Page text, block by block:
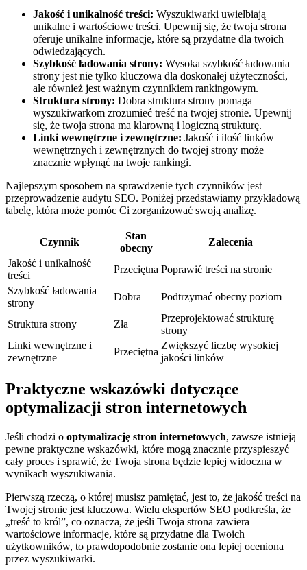
Jakość i‌ unikalność treści: Wyszukiwarki uwielbiają
unikalne i wartościowe treści. Upewnij się, że twoja strona
oferuje unikalne informacje, które ⁢są przydatne dla twoich
odwiedzających.
Szybkość ładowania strony: Wysoka szybkość ładowania
strony jest nie tylko kluczowa ⁣dla doskonałej użyteczności,
ale również jest ważnym czynnikiem rankingowym.
Struktura strony: Dobra struktura strony pomaga
wyszukiwarkom zrozumieć ⁣treść na twojej stronie. Upewnij
się, że twoja strona⁤ ma klarowną i logiczną ⁤strukturę.
Linki wewnętrzne i zewnętrzne: Jakość i ‍ilość linków
wewnętrznych i zewnętrznych do twojej strony może
znacznie wpłynąć na twoje rankingi.
Najlepszym sposobem na sprawdzenie tych czynników jest
przeprowadzenie audytu SEO. Poniżej przedstawiamy przykładową
tabelę, ‍która może pomóc Ci zorganizować swoją analizę.
Czynnik
Stan
obecny
Zalecenia
Jakość⁣ i unikalność
treści
Przeciętna Poprawić treści na stronie
Szybkość ładowania
strony
Dobra Podtrzymać obecny poziom
Struktura strony Zła
Przeprojektować strukturę
strony
Linki wewnętrzne i
zewnętrzne
Przeciętna
Zwiększyć liczbę ‍wysokiej
jakości linków
Praktyczne wskazówki dotyczące
optymalizacji stron internetowych
Jeśli chodzi ‌o optymalizację stron internetowych, ⁤zawsze istnieją
pewne praktyczne wskazówki, które ⁤mogą znacznie przyspieszyć
cały ⁣proces i sprawić, ‌że ​Twoja strona‌ będzie ⁢lepiej ⁤widoczna⁢ w⁣
wynikach wyszukiwania.
Pierwszą rzeczą, o której⁣ musisz pamiętać, jest⁢ to, że‍ jakość treści na
Twojej stronie jest ⁤kluczowa. Wielu​ ekspertów SEO podkreśla, że
„treść to król”,⁣ co oznacza, że jeśli Twoja strona zawiera
wartościowe⁣ informacje, które ​są przydatne dla Twoich
użytkowników, to prawdopodobnie zostanie ona lepiej oceniona
przez wyszukiwarki.